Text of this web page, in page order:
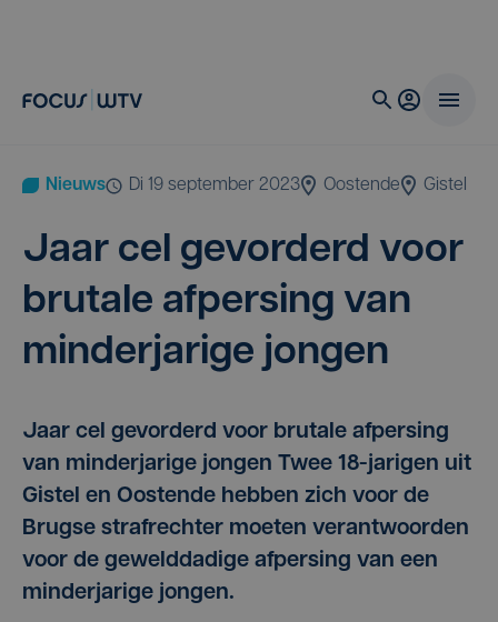
Nieuws di 19 september 2023 Oostende Gistel
Jaar cel gevor­derd voor
bru­ta­le afper­sing van
min­der­ja­ri­ge jongen
Jaar cel gevorderd voor brutale afpersing
van minderjarige jongen Twee 18-jarigen uit
Gistel en Oostende hebben zich voor de
Brugse strafrechter moeten verantwoorden
voor de gewelddadige afpersing van een
minderjarige jongen.